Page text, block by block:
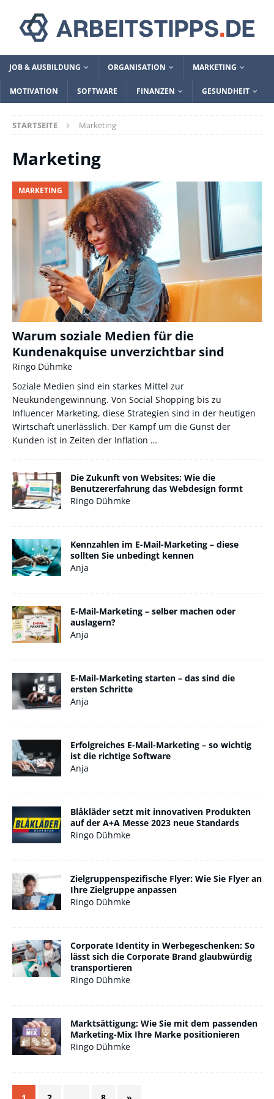
JOB & AUSBILDUNG ORGANISATION MARKETING
MOTIVATION SOFTWARE FINANZEN GESUNDHEIT
STARTSEITE Marketing
Marketing
MARKETING
Warum soziale Medien für die
Kundenakquise unverzichtbar sind
Ringo Dühmke
Soziale Medien sind ein starkes Mittel zur
Neukundengewinnung. Von Social Shopping bis zu
Influencer Marketing, diese Strategien sind in der heutigen
Wirtschaft unerlässlich. Der Kampf um die Gunst der
Kunden ist in Zeiten der Inflation …
Die Zukunft von Websites: Wie die
Benutzererfahrung das Webdesign formt
Ringo Dühmke
Kennzahlen im E-Mail-Marketing – diese
sollten Sie unbedingt kennen
Anja
E-Mail-Marketing – selber machen oder
auslagern?
Anja
E-Mail-Marketing starten – das sind die
ersten Schritte
Anja
Erfolgreiches E-Mail-Marketing – so wichtig
ist die richtige Software
Anja
Blåkläder setzt mit innovativen Produkten
auf der A+A Messe 2023 neue Standards
Ringo Dühmke
Zielgruppenspezifische Flyer: Wie Sie Flyer an
Ihre Zielgruppe anpassen
Ringo Dühmke
Corporate Identity in Werbegeschenken: So
lässt sich die Corporate Brand glaubwürdig
transportieren
Ringo Dühmke
Marktsättigung: Wie Sie mit dem passenden
Marketing-Mix Ihre Marke positionieren
Ringo Dühmke